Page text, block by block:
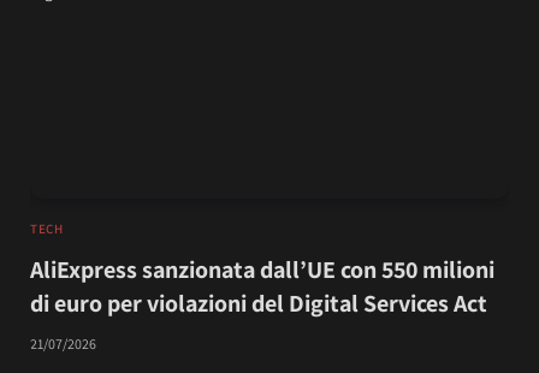
TECH
AliExpress sanzionata dall’UE con 550 milioni
di euro per violazioni del Digital Services Act
21/07/2026